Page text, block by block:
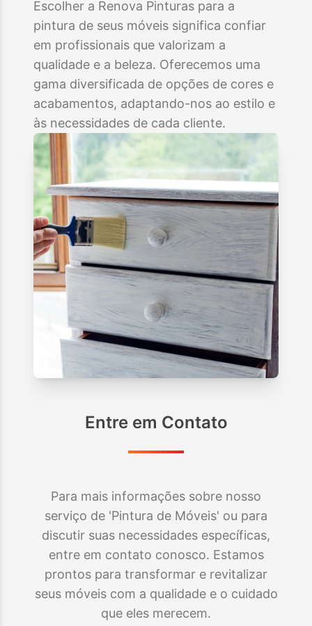
Escolher a Renova Pinturas para a
pintura de seus móveis significa confiar
em profissionais que valorizam a
qualidade e a beleza. Oferecemos uma
gama diversificada de opções de cores e
acabamentos, adaptando-nos ao estilo e
às necessidades de cada cliente.
Entre em Contato
Para mais informações sobre nosso
serviço de 'Pintura de Móveis' ou para
discutir suas necessidades específicas,
entre em contato conosco. Estamos
prontos para transformar e revitalizar
seus móveis com a qualidade e o cuidado
que eles merecem.